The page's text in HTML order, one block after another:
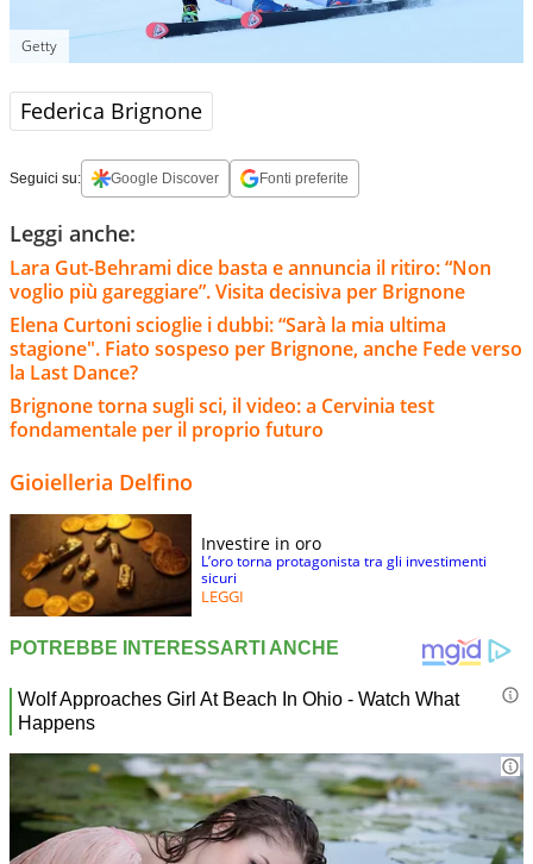
Getty
Federica Brignone
Seguici su: Google Discover Fonti preferite
Leggi anche:
Lara Gut-Behrami dice basta e annuncia il ritiro: “Non
voglio più gareggiare”. Visita decisiva per Brignone
Elena Curtoni scioglie i dubbi: “Sarà la mia ultima
stagione". Fiato sospeso per Brignone, anche Fede verso
la Last Dance?
Brignone torna sugli sci, il video: a Cervinia test
fondamentale per il proprio futuro
Gioielleria Delfino
Investire in oro
L’oro torna protagonista tra gli investimenti
sicuri
LEGGI